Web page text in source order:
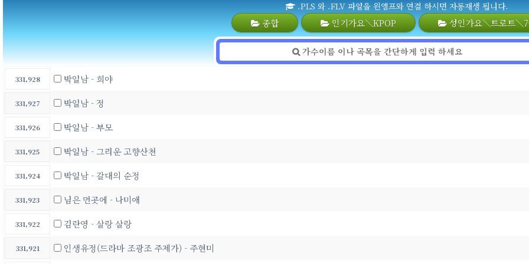
.PLS 와 .FLV 파일을 윈앰프와 연결 하시면 자동재생 됩니다.
종합 인기가요＼KPOP 성인가요＼트로트＼
331,928 박일남 - 희야
331,927 박일남 - 정
331,926 박일남 - 부모
331,925 박일남 - 그리운 고향산천
331,924 박일남 - 갈대의 순정
331,923 님은 먼곳에 - 나미애
331,922 김란영 - 살랑 살랑
331,921 인생유정(드라마 조광조 주제가) - 주현미